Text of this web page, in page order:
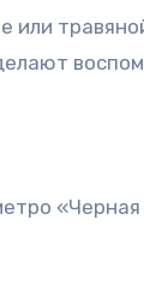
или
«Черная